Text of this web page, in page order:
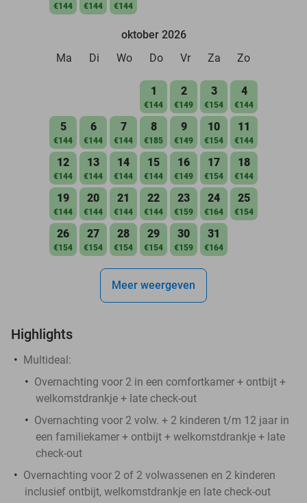
€144 €144 €144
oktober 2026
Ma
Di Wo Do Vr Za Zo
1
€144
2
€149
3
€154
4
€144
5
€144
6
€144
7
€144
8
€185
9
€149
10
€154
11
€144
12
€144
13
€144
14
€144
15
€144
16
€149
17
€154
18
€144
19
€144
20
€144
21
€144
22
€144
23
€159
24
€164
25
€154
26
€154
27
€154
28
€154
29
€154
30
€159
31
€164
Meer weergeven
Highlights
Multideal:
Overnachting voor 2 in een comfortkamer + ontbijt +
welkomstdrankje + late check-out
Overnachting voor 2 volw. + 2 kinderen t/m 12 jaar in
een familiekamer + ontbijt + welkomstdrankje + late
check-out
Overnachting voor 2 of 2 volwassenen en 2 kinderen
inclusief ontbijt, welkomstdrankje en late check-out